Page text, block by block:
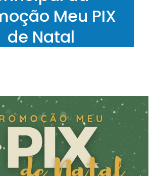
Meu PIX
de Natal